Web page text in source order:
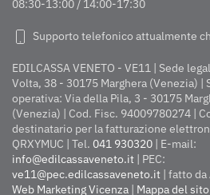
08:30-13:00 / 14:00-17:30
Supporto telefonico attualmente
EDILCASSA VENETO - VE11 | Sede
Volta, 38 - 30175 Marghera (Venezia) |
operativa: Via della Pila, 3 - 30175
(Venezia) | Cod. Fisc. 94009780274 |
destinatario per la fatturazione
QRXYMUC | Tel. 041 930320 | E-mail:
info@edilcassaveneto.it | PEC:
ve11@pec.edilcassaveneto.it | fatto da
Web Marketing Vicenza | Mappa del sito